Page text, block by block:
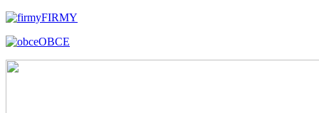
FIRMY
OBCE